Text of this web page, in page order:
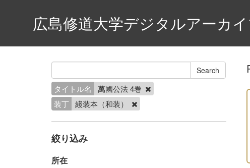
広島修道大学デジタルアーカ
タイトル名
萬國公法 4巻
装丁 綫装本（和装）
絞り込み
所在